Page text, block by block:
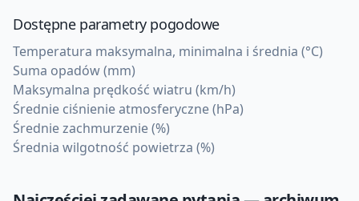
Dostępne parametry pogodowe
Temperatura maksymalna, minimalna i średnia (°C)
Suma opadów (mm)
Maksymalna prędkość wiatru (km/h)
Średnie ciśnienie atmosferyczne (hPa)
Średnie zachmurzenie (%)
Średnia wilgotność powietrza (%)